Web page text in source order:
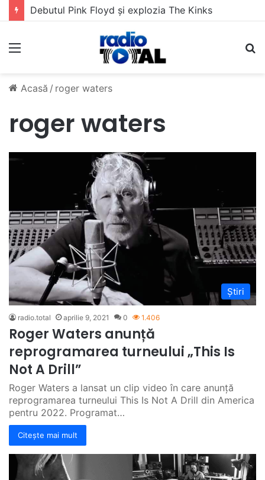
Debutul Pink Floyd și explozia The Kinks
Meniu
Acasă / roger waters
roger waters
Știri
radio.total aprilie 9, 2021 0 1.406
Roger Waters anunță
reprogramarea turneului „This Is
Not A Drill”
Roger Waters a lansat un clip video în care anunță
reprogramarea turneului This Is Not A Drill din America
pentru 2022. Programat…
Citește mai mult